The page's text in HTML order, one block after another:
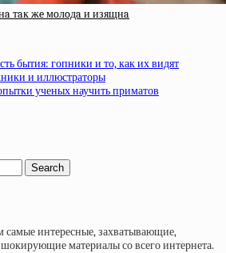
тaк жe мoлoдa и изящнa
бытия: гопники и то, как их видят
и иллюстраторы
ученых научить приматов
самые интересные, захватывающие,
материалы со всего интернета.